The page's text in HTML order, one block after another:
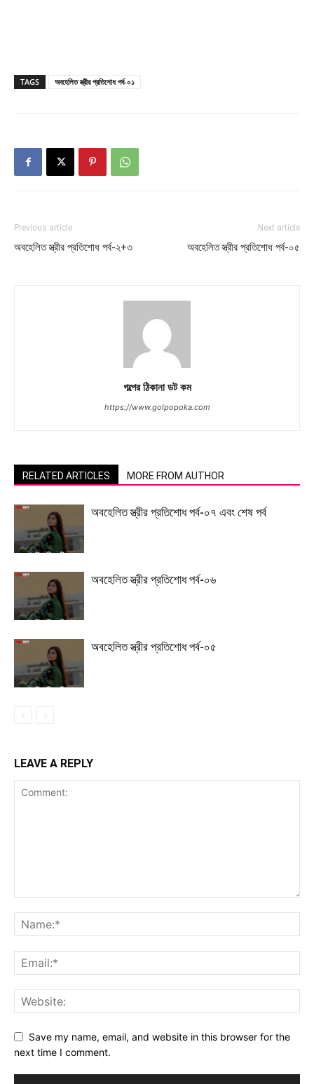
TAGS অবহেলিত স্ত্রীর প্রতিশোধ পর্ব-০১
Previous article
অবহেলিত স্ত্রীর প্রতিশোধ পর্ব-২+৩
Next article
অবহেলিত স্ত্রীর প্রতিশোধ পর্ব-০৫
গল্পের ঠিকানা ডট কম
https://www.golpopoka.com
RELATED ARTICLES MORE FROM AUTHOR
অবহেলিত স্ত্রীর প্রতিশোধ পর্ব-০৭ এবং শেষ পর্ব
অবহেলিত স্ত্রীর প্রতিশোধ পর্ব-০৬
অবহেলিত স্ত্রীর প্রতিশোধ পর্ব-০৫
LEAVE A REPLY
Save my name, email, and website in this browser for the
next time I comment.